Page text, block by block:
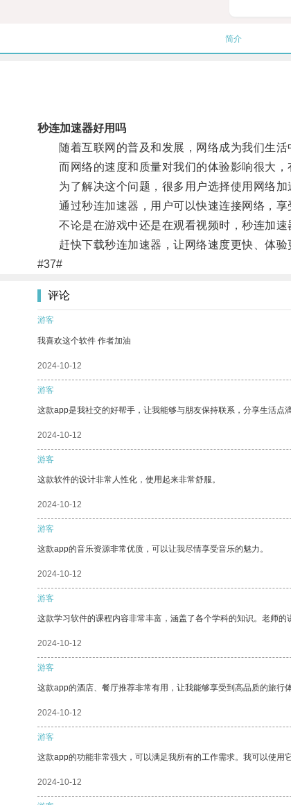
简介
秒连加速器好用吗
随着互联网的普及和发展，网络成为我们生活
而网络的速度和质量对我们的体验影响很大，
为了解决这个问题，很多用户选择使用网络加
通过秒连加速器，用户可以快速连接网络，享
不论是在游戏中还是在观看视频时，秒连加速
赶快下载秒连加速器，让网络速度更快、体验
#37#
评论
游客
我喜欢这个软件 作者加油
2024-10-12
游客
这款app是我社交的好帮手，让我能够与朋友保持联系，分享生活点滴
2024-10-12
游客
这款软件的设计非常人性化，使用起来非常舒服。
2024-10-12
游客
这款app的音乐资源非常优质，可以让我尽情享受音乐的魅力。
2024-10-12
游客
这款学习软件的课程内容非常丰富，涵盖了各个学科的知识。老师的
2024-10-12
游客
这款app的酒店、餐厅推荐非常有用，让我能够享受到高品质的旅行体
2024-10-12
游客
这款app的功能非常强大，可以满足我所有的工作需求。我可以使用
2024-10-12